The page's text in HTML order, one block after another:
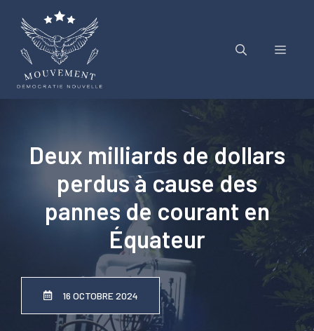
contenu
Menu
Deux milliards de dollars
perdus à cause des
pannes de courant en
Équateur
16 OCTOBRE 2024